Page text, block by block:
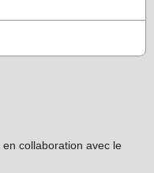
collaboration avec le